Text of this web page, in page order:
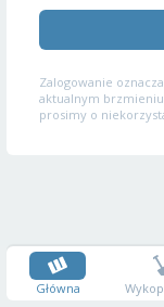
Zalogowanie
aktualnym
prosimy o
Główna